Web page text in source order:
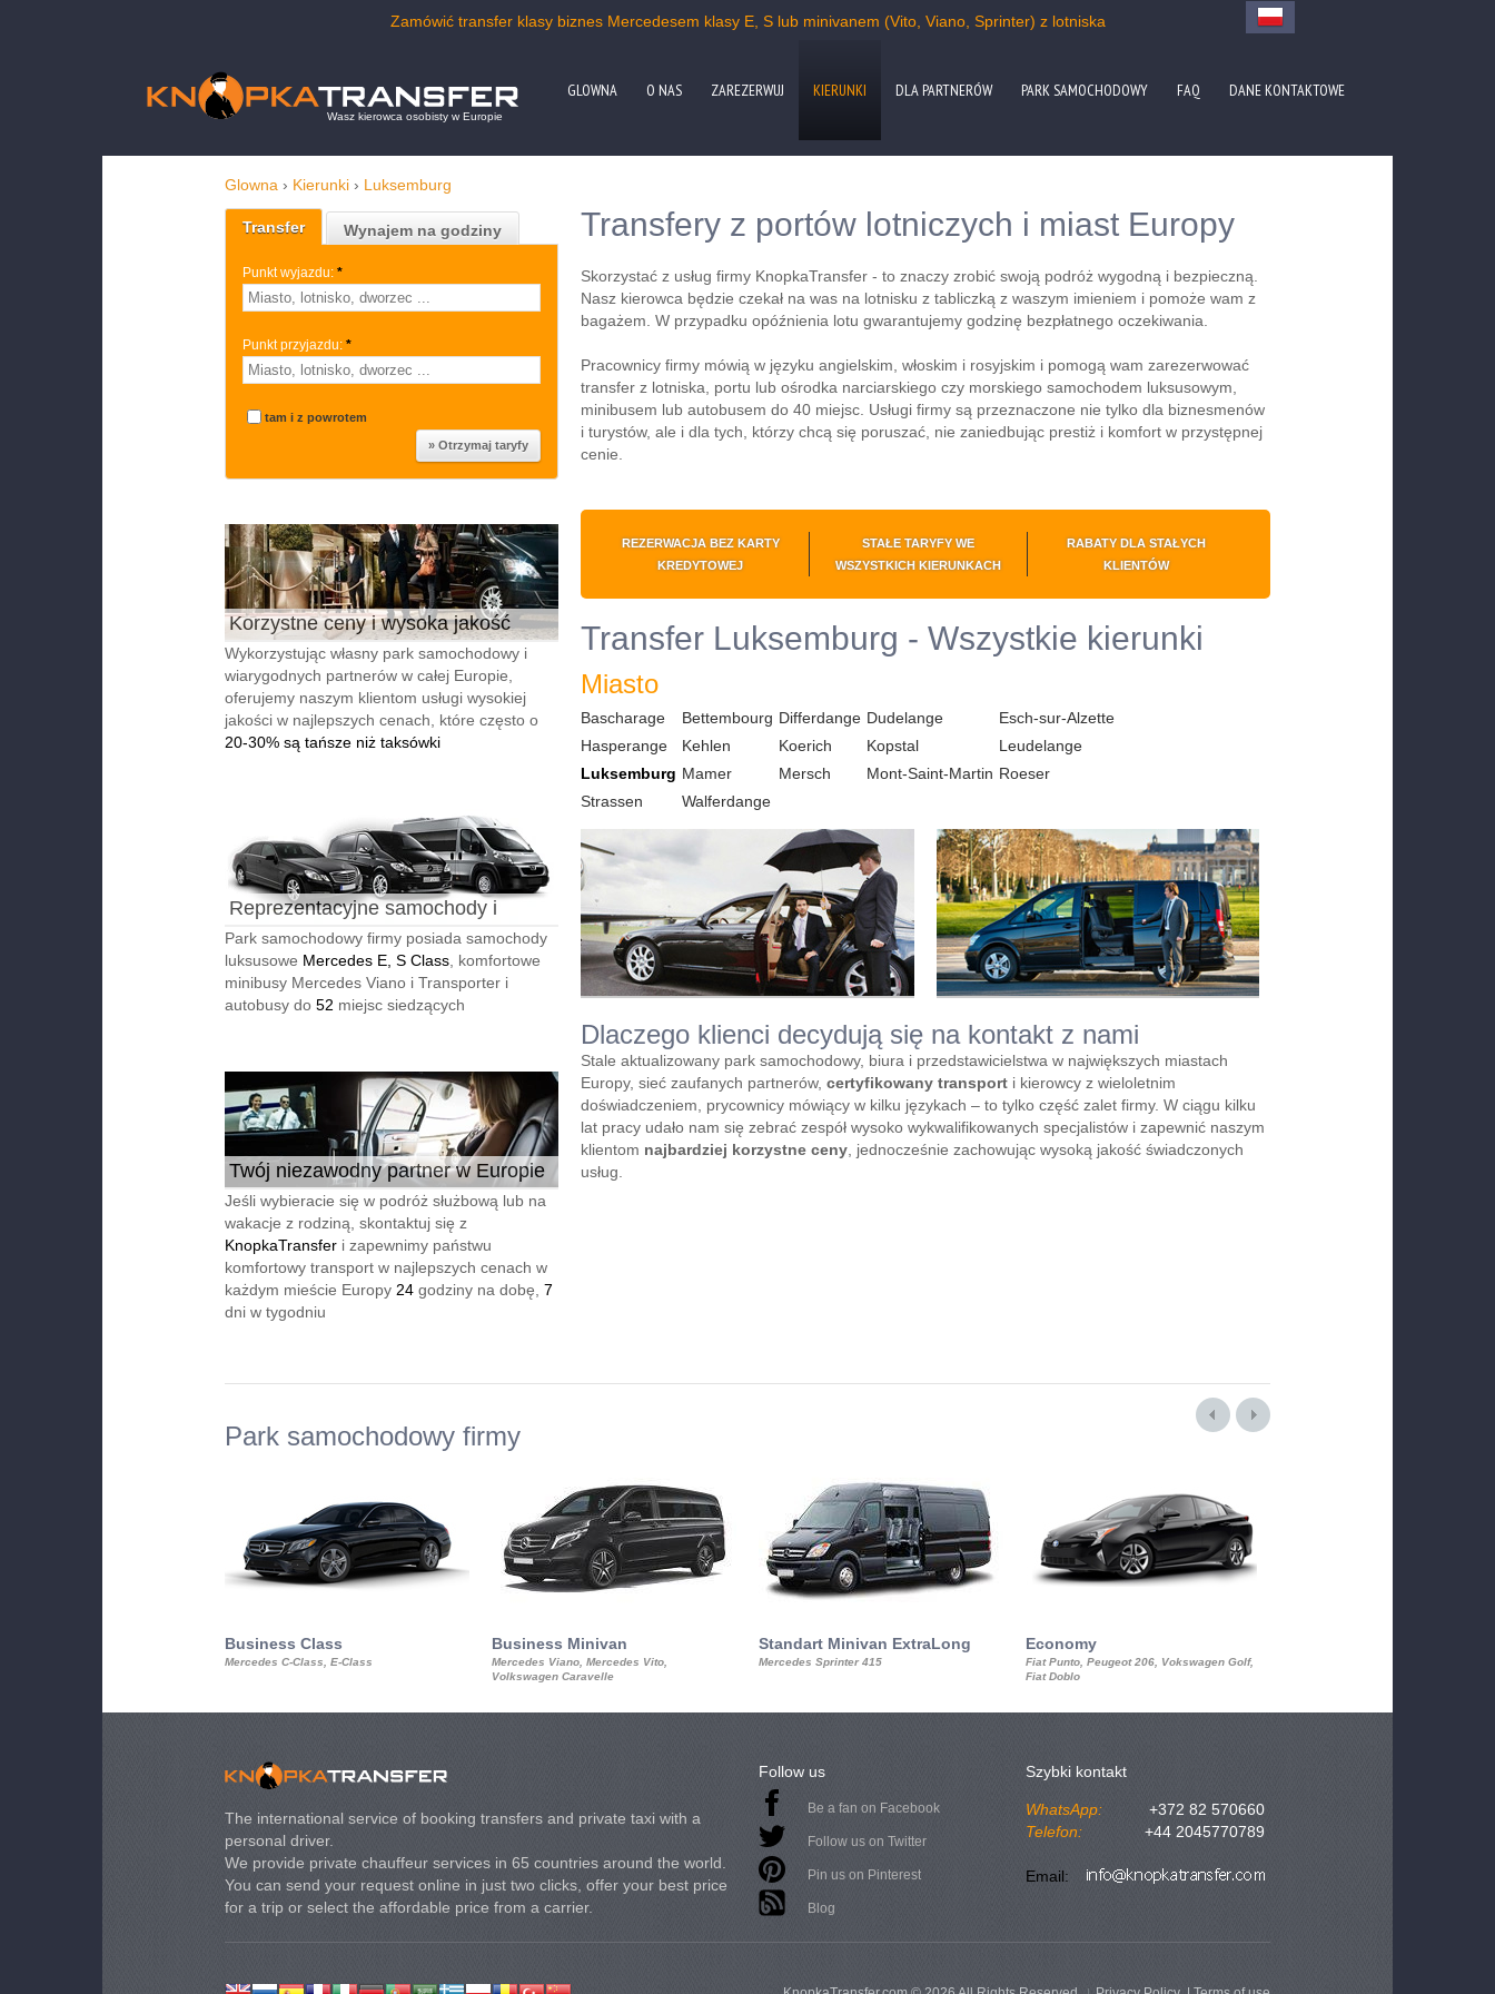
Zamówić transfer klasy biznes Mercedesem klasy E, S lub minivanem (Vito, Viano, Sprinter) z lotniska
Wasz kierowca osobisty w Europie
GLOWNA O NAS ZAREZERWUJ KIERUNKI DLA PARTNERÓW PARK SAMOCHODOWY FAQ DANE KONTAKTOWE
Glowna › Kierunki › Luksemburg
Transfer Wynajem na godziny
Punkt wyjazdu: *
Punkt przyjazdu: *
tam i z powrotem
Korzystne ceny i wysoka jakość
Wykorzystując własny park samochodowy i
wiarygodnych partnerów w całej Europie,
oferujemy naszym klientom usługi wysokiej
jakości w najlepszych cenach, które często o
20-30% są tańsze niż taksówki
Reprezentacyjne samochody i
autobusy
Park samochodowy firmy posiada samochody
luksusowe Mercedes E, S Class , komfortowe
minibusy Mercedes Viano i Transporter i
autobusy do 52 miejsc siedzących
Twój niezawodny partner w Europie
24/7
Jeśli wybieracie się w podróż służbową lub na
wakacje z rodziną, skontaktuj się z
KnopkaTransfer i zapewnimy państwu
komfortowy transport w najlepszych cenach w
każdym mieście Europy 24 godziny na dobę, 7
dni w tygodniu
Transfery z portów lotniczych i miast Europy
Skorzystać z usług firmy KnopkaTransfer - to znaczy zrobić swoją podróż wygodną i bezpieczną.
Nasz kierowca będzie czekał na was na lotnisku z tabliczką z waszym imieniem i pomoże wam z
bagażem. W przypadku opóźnienia lotu gwarantujemy godzinę bezpłatnego oczekiwania.
Pracownicy firmy mówią w języku angielskim, włoskim i rosyjskim i pomogą wam zarezerwować
transfer z lotniska, portu lub ośrodka narciarskiego czy morskiego samochodem luksusowym,
minibusem lub autobusem do 40 miejsc. Usługi firmy są przeznaczone nie tylko dla biznesmenów
i turystów, ale i dla tych, którzy chcą się poruszać, nie zaniedbując prestiż i komfort w przystępnej
cenie.
REZERWACJA BEZ KARTY
KREDYTOWEJ
STAŁE TARYFY WE
WSZYSTKICH KIERUNKACH
RABATY DLA STAŁYCH
KLIENTÓW
Transfer Luksemburg - Wszystkie kierunki
Miasto
Bascharage Bettembourg Differdange Dudelange
Esch-sur-Alzette
Hasperange
Kehlen Koerich Kopstal
Leudelange
Luksemburg Mamer Mersch Mont-Saint-Martin Roeser
Strassen
Walferdange
Dlaczego klienci decydują się na kontakt z nami
Stale aktualizowany park samochodowy, biura i przedstawicielstwa w największych miastach
Europy, sieć zaufanych partnerów, certyfikowany transport i kierowcy z wieloletnim
doświadczeniem, prycownicy mówiący w kilku językach – to tylko część zalet firmy. W ciągu kilku
lat pracy udało nam się zebrać zespół wysoko wykwalifikowanych specjalistów i zapewnić naszym
klientom najbardziej korzystne ceny , jednocześnie zachowując wysoką jakość świadczonych
usług.
Park samochodowy firmy
Business Class
Mercedes C-Class, E-Class
Business Minivan
Mercedes Viano, Mercedes Vito,
Volkswagen Caravelle
Standart Minivan ExtraLong
Mercedes Sprinter 415
Economy
Fiat Punto, Peugeot 206, Vokswagen Golf,
Fiat Doblo
The international service of booking transfers and private taxi with a
personal driver.
We provide private chauffeur services in 65 countries around the world.
You can send your request online in just two clicks, offer your best price
for a trip or select the affordable price from a carrier.
Follow us
Be a fan on Facebook
Follow us on Twitter
Pin us on Pinterest
Blog
Szybki kontakt
WhatsApp:
+372 82 570660
Telefon:
+44 2045770789
Email: